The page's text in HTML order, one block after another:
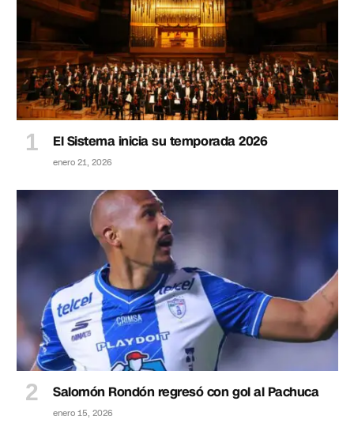
El Sistema inicia su temporada 2026
enero 21, 2026
Salomón Rondón regresó con gol al Pachuca
enero 15, 2026